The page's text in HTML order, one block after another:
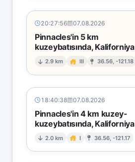
20:27:56 07.08.2026
Pinnacles'in 5 km
kuzeybatısında, Kaliforniya
2.9 km III 36.56, -121.18
18:40:38 07.08.2026
Pinnacles'in 4 km kuzey-
kuzeybatısında, Kaliforniya
2.0 km I 36.56, -121.17